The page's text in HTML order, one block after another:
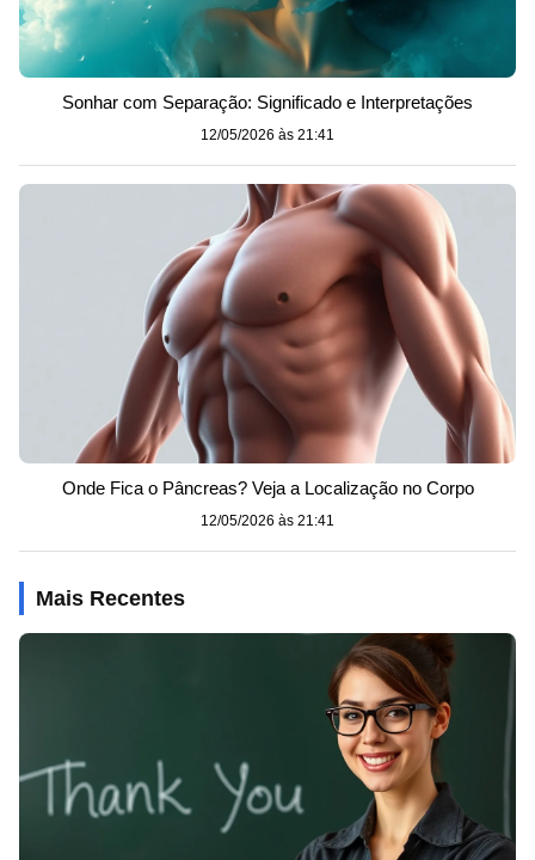
Sonhar com Separação: Significado e Interpretações
12/05/2026 às 21:41
Onde Fica o Pâncreas? Veja a Localização no Corpo
12/05/2026 às 21:41
Mais Recentes